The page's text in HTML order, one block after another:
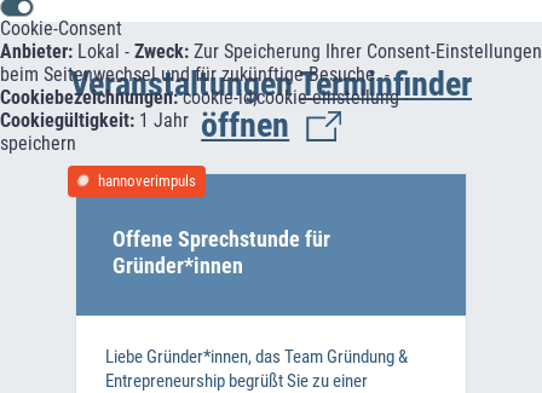
Cookie-Consent
Anbieter: Lokal - Zweck: Zur Speicherung Ihrer Consent-Einstellungen
beim Seitenwechsel und für zukünftige Besuche. -
Cookiebezeichnungen:cookie-id;cookie-einstellung -
Cookiegültigkeit: 1 Jahr
speichern
VeranstaltungenTerminfinder
öffnen
hannoverimpuls
Offene Sprechstunde für
Gründer*innen
Liebe Gründer*innen, das Team Gründung &
Entrepreneurship begrüßt Sie zu einer